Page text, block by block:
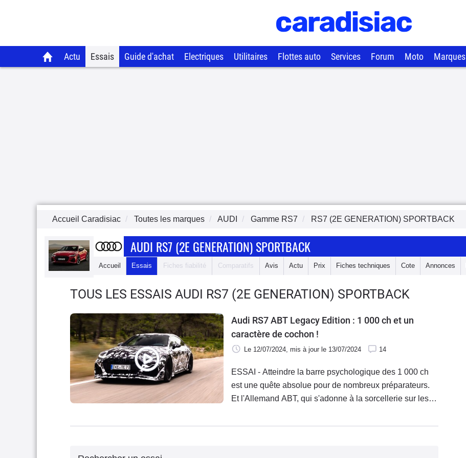
Actu Essais Guide d'achat Electriques Utilitaires Flottes auto Services Forum Moto Marques
Accueil Caradisiac Toutes les marques AUDI Gamme RS7 RS7 (2E GENERATION) SPORTBACK
AUDI RS7 (2E GENERATION) SPORTBACK
Accueil Essais Fiches fiabilité Comparatifs Avis Actu Prix Fiches techniques Cote Annonces
TOUS LES ESSAIS AUDI RS7 (2E GENERATION) SPORTBACK
Audi RS7 ABT Legacy Edition : 1 000 ch et un
caractère de cochon !
Le 12/07/2024, mis à jour le 13/07/2024 14
ESSAI - Atteindre la barre psychologique des 1 000 ch
est une quête absolue pour de nombreux préparateurs.
Et l'Allemand ABT, qui s'adonne à la sorcellerie sur les
du doigt avec cette RS7 Legacy Edition dont le V8